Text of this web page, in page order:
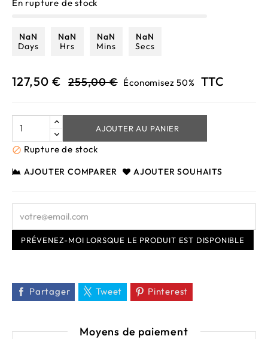
En rupture de stock
NaN
Days
NaN
Hrs
NaN
Mins
NaN
Secs
127,50 € 255,00 € Économisez 50% TTC
AJOUTER AU PANIER
 Rupture de stock
AJOUTER COMPARER AJOUTER SOUHAITS
PRÉVENEZ-MOI LORSQUE LE PRODUIT EST DISPONIBLE
Partager Tweet Pinterest
Moyens de paiement